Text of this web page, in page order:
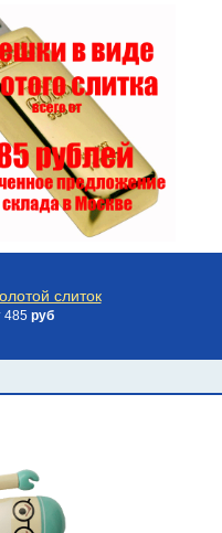
слиток
485 руб